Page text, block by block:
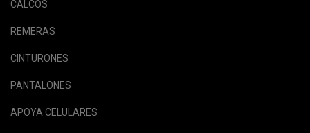
CALCOS
REMERAS
CINTURONES
PANTALONES
APOYA CELULARES